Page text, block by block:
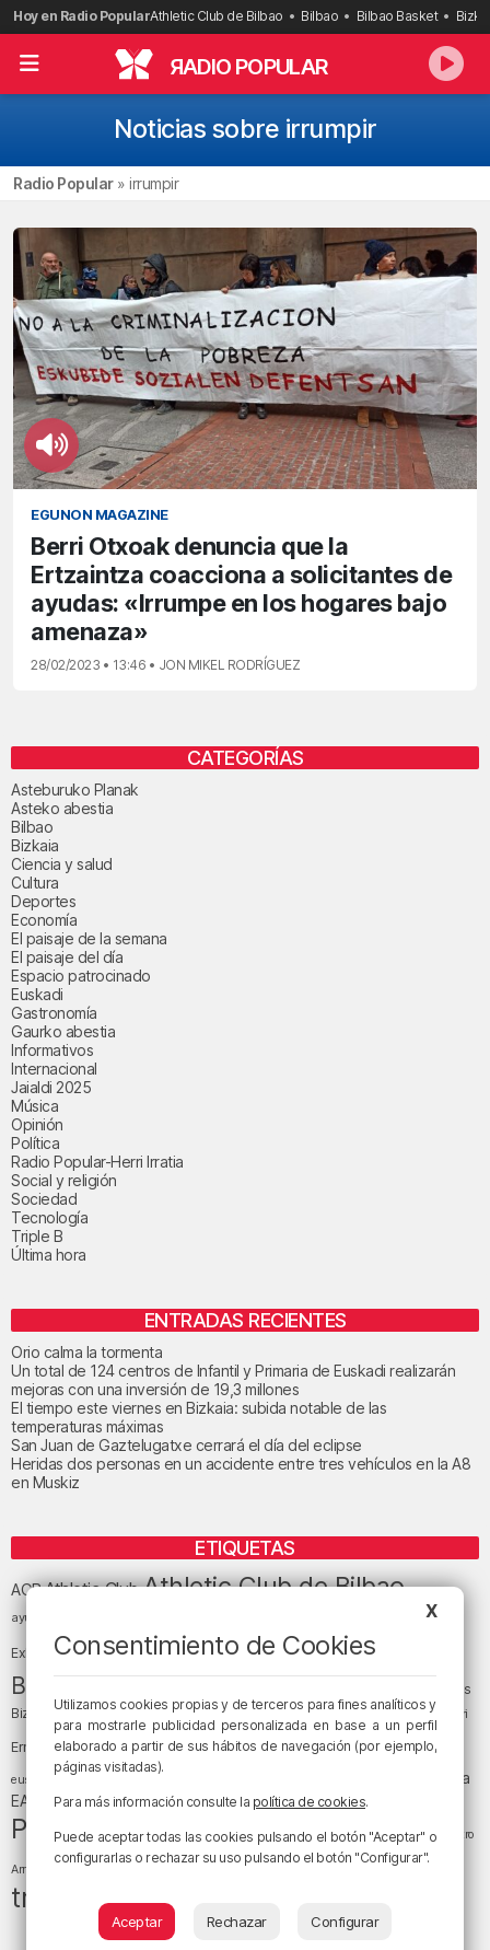
Saltar
al
contenido
Hoy en Radio PopularAthletic Club de Bilbao Bilbao Bilbao Basket
RADIO POPULAR
Noticias sobre irrumpir
Radio Popular» irrumpir
EGUNON MAGAZINE
Berri Otxoak denuncia que la
Ertzaintza coacciona a solicitantes de
ayudas: «Irrumpe en los hogares bajo
amenaza»
28/02/2023 • 13:46 • JON MIKEL RODRÍGUEZ
CATEGORÍAS
Asteburuko Planak
Asteko abestia
Bilbao
Bizkaia
Ciencia y salud
Cultura
Deportes
Economía
El paisaje de la semana
El paisaje del día
Espacio patrocinado
Euskadi
Gastronomía
Gaurko abestia
Informativos
Internacional
Jaialdi 2025
Música
Opinión
Política
Radio Popular-Herri Irratia
Social y religión
Sociedad
Tecnología
Triple B
Última hora
ENTRADAS RECIENTES
Orio calma la tormenta
Un total de 124 centros de Infantil y Primaria de Euskadi realizarán
mejoras con una inversión de 19,3 millones
El tiempo este viernes en Bizkaia: subida notable de las
temperaturas máximas
San Juan de Gaztelugatxe cerrará el día del eclipse
Heridas dos personas en un accidente entre tres vehículos en la A8
en Muskiz
ETIQUETAS
ACBAthletic ClubAthletic Club de Bilbao
ayuntamiento de Bilbao BEC (Bilbao
Exhibition Center) Bilbao Bilbao Basket Bizkaia
Bizkaia y sus comarcas cultura
Cáritas
Bizkaia
Deusto Diócesis de Bilbao Egunon Bizkaia el tiempo Enkarterri
Ernesto Valverde Ertzaintza Euskadi (País Vasco)
euskera fiestas fútbol
LaLiga
EA Sports Liga Endesa música noticias Osakidetza planes
Política religión San Mamés sociedadsucesos Teatro
Arriaga tiempotiempo atmosférico tráfico
tráfico en Bizkaia
X
Consentimiento de Cookies
Utilizamos cookies propias y de terceros para fines analíticos y
para mostrarle publicidad personalizada en base a un perfil
elaborado a partir de sus hábitos de navegación (por ejemplo,
páginas visitadas).
Para más información consulte la política de cookies.
Puede aceptar todas las cookies pulsando el botón "Aceptar" o
configurarlas o rechazar su uso pulsando el botón "Configurar".
Aceptar Rechazar Configurar